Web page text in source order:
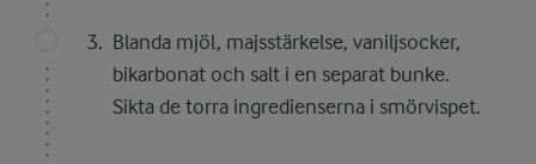
Blanda mjöl, majsstärkelse, vaniljsocker,
bikarbonat och salt i en separat bunke.
Sikta de torra ingredienserna i smörvispet.